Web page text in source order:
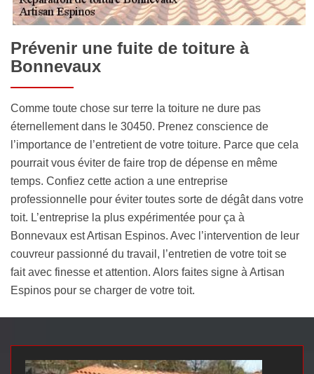
Prévenir une fuite de toiture à
Bonnevaux
Comme toute chose sur terre la toiture ne dure pas
éternellement dans le 30450. Prenez conscience de
l’importance de l’entretient de votre toiture. Parce que cela
pourrait vous éviter de faire trop de dépense en même
temps. Confiez cette action a une entreprise
professionnelle pour éviter toutes sorte de dégât dans votre
toit. L’entreprise la plus expérimentée pour ça à
Bonnevaux est Artisan Espinos. Avec l’intervention de leur
couvreur passionné du travail, l’entretien de votre toit se
fait avec finesse et attention. Alors faites signe à Artisan
Espinos pour se charger de votre toit.